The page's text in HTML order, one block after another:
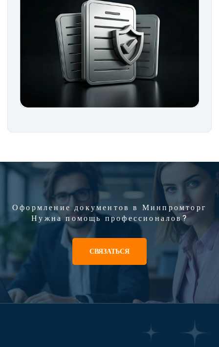
Оформление документов в Минпромторг
Нужна помощь профессионалов?
СВЯЗАТЬСЯ